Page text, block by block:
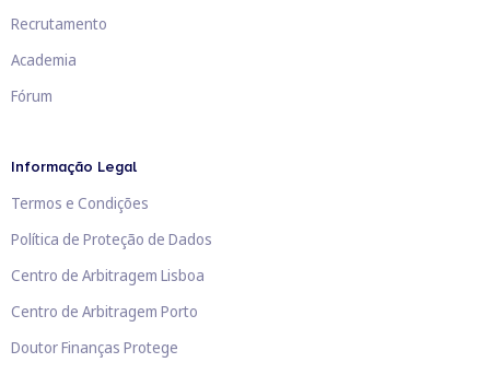
Recrutamento
Academia
Fórum
Informação Legal
Termos e Condições
Política de Proteção de Dados
Centro de Arbitragem Lisboa
Centro de Arbitragem Porto
Doutor Finanças Protege